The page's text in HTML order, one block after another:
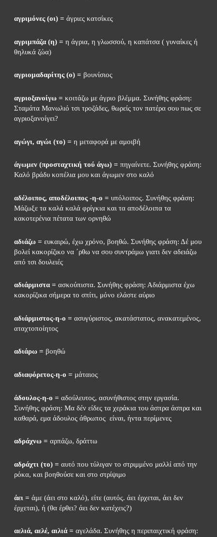
αγριμόνες (οι) = άγριες κατσίκες
αγριμπάζα (η) = η άγρια, η γλωσσού, η καπάτσα ( γυναίκες ή
θηλυκά ζώα)
αγριομαδαρίτης (ο) = βουνίσιος
αγριοξανοίγω = κοιτάζω με άγριο βλέμμα. Συνήθης φράση:
Σταμάτα Μανωλιό τσι τροζάδες, θωρείς τον πατέρα σου πως σε
αγριοξανοίγει?
αγώγι, αγώι (το) = η μεταφορά με αμοιβή
άγωμεν (προσταχτική τού άγω) = πηγαίνετε. Συνήθης φράση:
Καλό βράδυ κοπέλια μου και άγωμεν στο καλό
αδέλοιπος, αποδέλοιπος -η-ο = υπόλοιπος. Συνήθης φράση:
Μάζωξε τα καλά καλά φρίγκια και τα αποδέλοιπα τα
κακοτερένια πέτατα των ορνηθώ
αδιάζω = ευκαιρώ, έχω χρόνο, βοηθώ. Συνήθης φράση: Δέ μου
βολεί κακορίζικο να ΄ρθω να σου συντράμω γιατι δεν αδειάζω
από τσι δουλειές
αδιάρμιστα = ασκούπιστα. Συνήθης φράση: Αδιάρμιστα έχω
κακορίζικα σήμερα το σπίτι, μόνο ελάστε αύριο
αδιάρμιστος-η-ο = ασυγύριστος, ακατάστατος, ανακατεμένος,
αταχτοποίητος
αδιάρω = βοηθώ
αδιαφόρετος-η-ο = μάταιος
άδουλος-η-ο = αδούλευτος, ασυνήθιστος στην εργασία.
Συνήθης φράση: Μα δέν είδες τα χεράκια του άσπρα άσπρα και
καθαρά, εμα άδουλος άθρωπος  είναι, ήντα περίμενες
αδράχνω = αρπάζω, δράττω
αδράχτι (το) = αυτό που τύλιγαν το στριμμένο μαλλί από την
ρόκα, και βοηθούσε και στο στρίψιμο
άει = άμε (άει στο καλό), είτε (αυτός. άει έρχεται, άει δεν
έρχεται), ή (θα έρθει? άει δεν κατέχεις?)
αελιά, αελέ, αιλιά = αγελάδα. Συνήθης η περιπαιχτική φράση: